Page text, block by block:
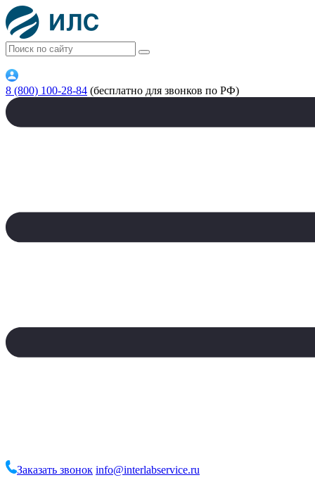
8 (800) 100-28-84 (бесплатно для звонков по РФ)
Заказать звонок info@interlabservice.ru